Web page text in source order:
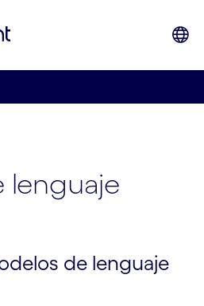
lenguaje
de lenguaje